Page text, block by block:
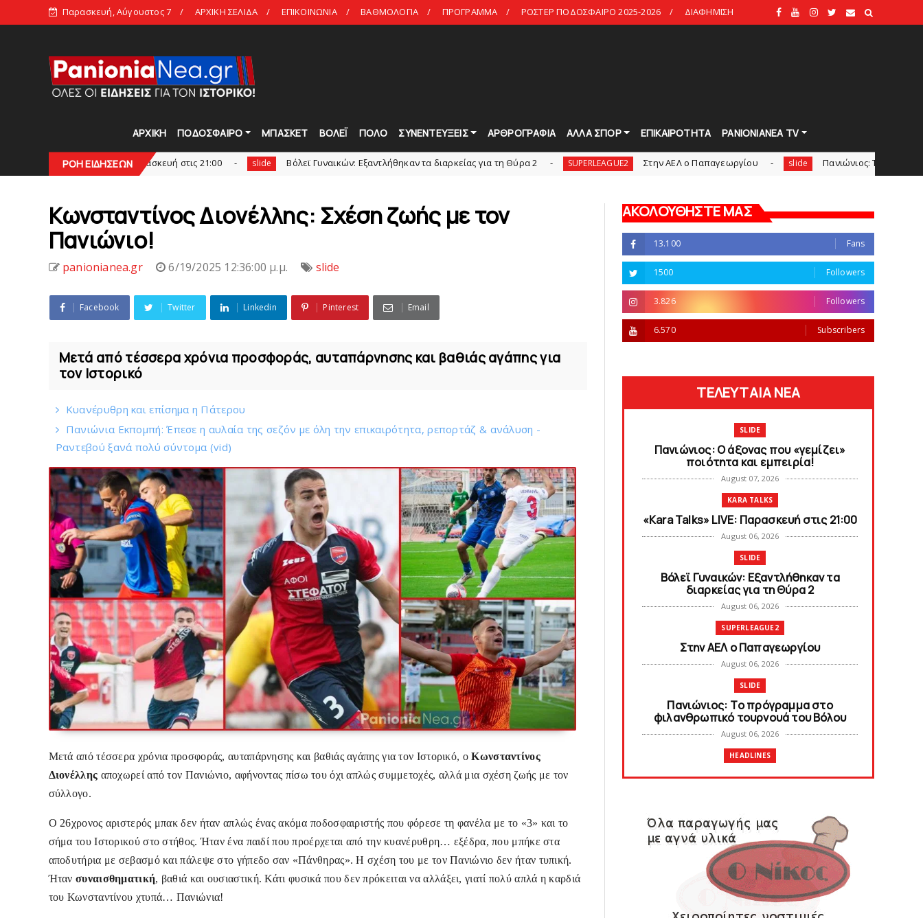
Παρασκευή, Αύγουστος 7 ΑΡΧΙΚΗ ΣΕΛΙΔΑ ΕΠΙΚΟΙΝΩΝΙΑ ΒΑΘΜΟΛΟΓΙΑ ΠΡΟΓΡΑΜΜΑ ΡΟΣΤΕΡ ΠΟΔΟΣΦΑΙΡΟ 2025-2026 ΔΙΑΦΗΜΙΣΗ
ΑΡΧΙΚΗ ΠΟΔΟΣΦΑΙΡΟ ΜΠΑΣΚΕΤ ΒΟΛΕΪ ΠΟΛΟ ΣΥΝΕΝΤΕΥΞΕΙΣ ΑΡΘΡΟΓΡΑΦΙΑ ΑΛΛΑ ΣΠΟΡ ΕΠΙΚΑΙΡΟΤΗΤΑ PANIONIANEA TV
ΡΟΗ ΕΙΔΗΣΕΩΝ
Talks» LIVE: Παρασκευή στις 21:00 slide Bόλεϊ Γυναικών: Εξαντλήθηκαν τα διαρκείας για τη Θύρα 2 SUPERLEAGUE2 Στην AEΛ ο Παπαγεωργίου slide Πανιώνιoς: Tο πρόγραμμα στο
Kωνσταντίνος Διoνέλλης: Σχέση ζωής με τον
Πανιώνιo!
panionianea.gr 6/19/2025 12:36:00 μ.μ. slide
Facebook Twitter Linkedin Pinterest Email
Μετά από τέσσερα χρόνια προσφοράς, αυταπάρνησης και βαθιάς αγάπης για
τον Ιστορικό
Kυανέρυθρη και επίσημα η Πάτερου
Πανιώνια Εκπομπή: Έπεσε η αυλαία της σεζόν με όλη την επικαιρότητα, ρεπορτάζ & ανάλυση -
Ραντεβού ξανά πολύ σύντομα (vid)
Μετά από τέσσερα χρόνια προσφοράς, αυταπάρνησης και βαθιάς αγάπης για τον Ιστορικό, οΚωνσταντίνος
Διονέλλης αποχωρεί από τον Πανιώνιο, αφήνοντας πίσω του όχι απλώς συμμετοχές, αλλά μια σχέση ζωής με τον
σύλλογο.
Ο 26χρονος αριστερός μπακ δεν ήταν απλώς ένας ακόμα ποδοσφαιριστής που φόρεσε τη φανέλα με το «3» και το
σήμα του Ιστορικού στο στήθος. Ήταν ένα παιδί που προέρχεται από την κυανέρυθρη… εξέδρα, που μπήκε στα
αποδυτήρια με σεβασμό και πάλεψε στο γήπεδο σαν «Πάνθηρας». Η σχέση του με τον Πανιώνιο δεν ήταν τυπική.
Ήταν συναισθηματική, βαθιά και ουσιαστική. Κάτι φυσικά που δεν πρόκειται να αλλάξει, γιατί πολύ απλά η καρδιά
του Κωνσταντίνου χτυπά… Πανιώνια!
ΑΚΟΛΟΥΘΗΣΤΕ ΜΑΣ
13.100 Fans
1500 Followers
3.826 Followers
6.570 Subscribers
ΤΕΛΕΥΤΑΙΑ ΝΕΑ
SLIDE
Πανιώνιος: O άξονας που «γεμίζει»
ποιότητα και εμπειρία!
August 07, 2026
KARA TALKS
«Kara Talks» LIVE: Παρασκευή στις 21:00
August 06, 2026
SLIDE
Bόλεϊ Γυναικών: Εξαντλήθηκαν τα
διαρκείας για τη Θύρα 2
August 06, 2026
SUPERLEAGUE2
Στην AEΛ ο Παπαγεωργίου
August 06, 2026
SLIDE
Πανιώνιoς: Tο πρόγραμμα στο
φιλανθρωπικό τουρνουά του Bόλου
August 06, 2026
HEADLINES
Πανιώνια Εκπομπή: Eυχαριστούμε και...
HEADLINES
Θλίψη για τον χαμό του Γιώργου
Mαρσέλλου
August 04, 2026
SLIDE